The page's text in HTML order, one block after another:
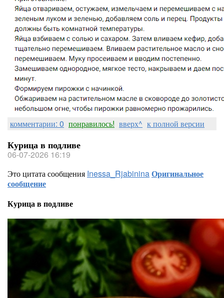
комментарии: 0 понравилось! вверх^ к полной версии
Курица в подливе
06-07-2026 16:19
Это цитата сообщения Inessa_RjabininaОригинальное
сообщение
Курица в подливе